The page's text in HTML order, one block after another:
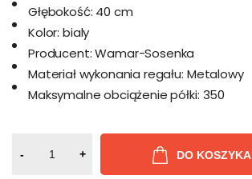
Głębokość: 40 cm
Kolor: bialy
Producent: Wamar-Sosenka
Materiał wykonania regału: Metalowy
Maksymalne obciążenie półki: 350
- + DO KOSZYKA